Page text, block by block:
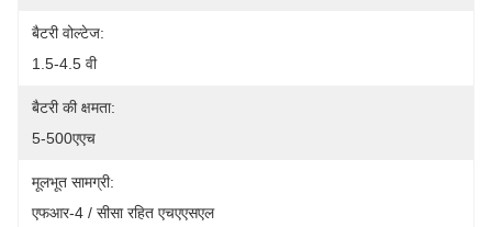
बैटरी वोल्टेज:
1.5-4.5 वी
बैटरी की क्षमता:
5-500एएच
मूलभूत सामग्री:
एफआर-4 / सीसा रहित एचएएसएल